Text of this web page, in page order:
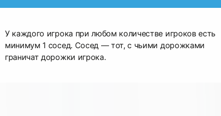
У каждого игрока при любом количестве игроков есть
минимум 1 сосед. Сосед — тот, с чьими дорожками
граничат дорожки игрока.